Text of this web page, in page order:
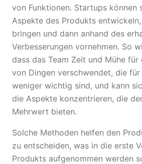
von Funktionen. Startups können
Aspekte des Produkts
bringen und dann anhand des
Verbesserungen vornehmen. So
dass das Team Zeit und Mühe
von Dingen verschwendet, die
weniger wichtig sind, und kann
die Aspekte konzentrieren, die
Mehrwert bieten.
Solche Methoden helfen den
zu entscheiden, was in die erste
Produkts aufgenommen werden